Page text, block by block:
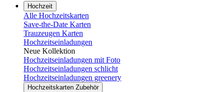
Hochzeit
Alle Hochzeitskarten
Save-the-Date Karten
Trauzeugen Karten
Hochzeitseinladungen
Neue Kollektion
Hochzeitseinladungen mit Foto
Hochzeitseinladungen schlicht
Hochzeitseinladungen greenery
Hochzeitskarten Zubehör